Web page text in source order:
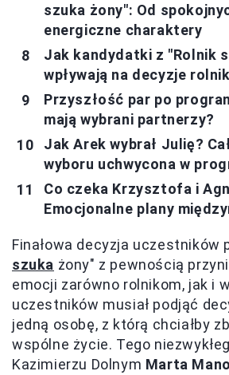
szuka żony": Od
energiczne charaktery
Jak kandydatki z "Rolnik
wpływają na decyzje
Przyszłość par po
mają wybrani partnerzy?
Jak Arek wybrał Julię?
wyboru uchwycona w
Co czeka Krzysztofa i
Emocjonalne plany
Finałowa decyzja uczestników
szuka żony" z pewnością
emocji zarówno rolnikom, jak i
uczestników musiał podjąć
jedną osobę, z którą chciałby
wspólne życie. Tego
Kazimierzu Dolnym Marta